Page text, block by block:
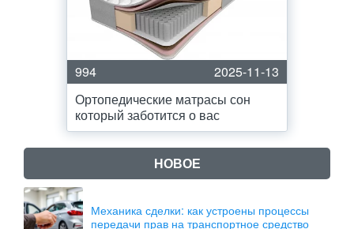
994
2025-11-13
Ортопедические матрасы сон
который заботится о вас
НОВОЕ
Механика сделки: как устроены процессы
передачи прав на транспортное средство